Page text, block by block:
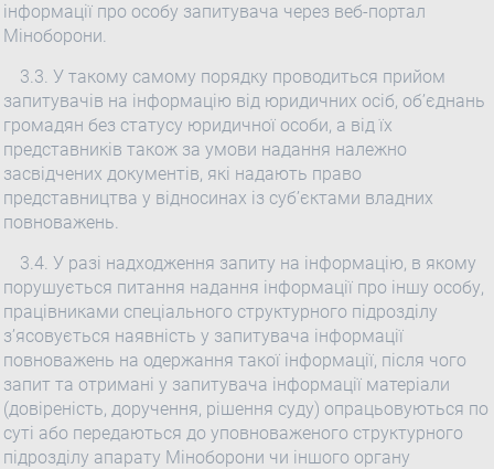
інформації про особу запитувача через веб-портал
Міноборони.
3.3. У такому самому порядку проводиться прийом
запитувачів на інформацію від юридичних осіб, об’єднань
громадян без статусу юридичної особи, а від їх
представників також за умови надання належно
засвідчених документів, які надають право
представництва у відносинах із суб’єктами владних
повноважень.
3.4. У разі надходження запиту на інформацію, в якому
порушується питання надання інформації про іншу особу,
працівниками спеціального структурного підрозділу
з’ясовується наявність у запитувача інформації
повноважень на одержання такої інформації, після чого
запит та отримані у запитувача інформації матеріали
(довіреність, доручення, рішення суду) опрацьовуються по
суті або передаються до уповноваженого структурного
підрозділу апарату Міноборони чи іншого органу